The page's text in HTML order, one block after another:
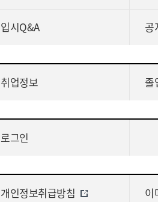
입시Q&A 공
취업정보 졸
로그인
개인정보취급방침 이